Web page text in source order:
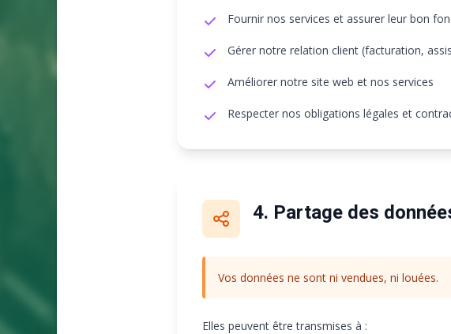
Fournir nos services et assurer leur bon
Gérer notre relation client (facturation,
Améliorer notre site web et nos services
Respecter nos obligations légales et
4. Partage des
Vos données ne sont ni vendues, ni louées.
Elles peuvent être transmises à :